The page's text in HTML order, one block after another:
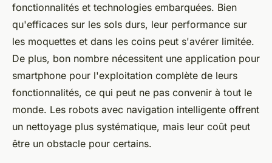
fonctionnalités et technologies embarquées. Bien
qu'efficaces sur les sols durs, leur performance sur
les moquettes et dans les coins peut s'avérer limitée.
De plus, bon nombre nécessitent une application pour
smartphone pour l'exploitation complète de leurs
fonctionnalités, ce qui peut ne pas convenir à tout le
monde. Les robots avec navigation intelligente offrent
un nettoyage plus systématique, mais leur coût peut
être un obstacle pour certains.